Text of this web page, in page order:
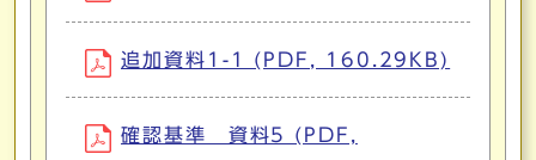
追加資料1-1 (PDF, 160.29KB)
確認基準 資料5 (PDF,